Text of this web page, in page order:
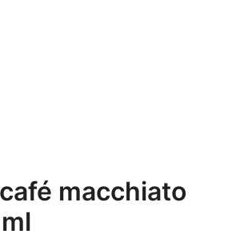
macchiato